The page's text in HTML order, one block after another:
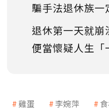
騙手法退休族一
退休第一天就
便當懷疑人生「
雞蛋 李婉萍